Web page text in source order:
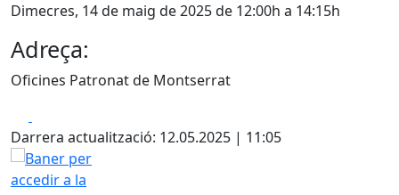
Dimecres, 14 de maig de 2025 de 12:00h a 14:15h
Adreça:
Oficines Patronat de Montserrat
Darrera actualització: 12.05.2025 | 11:05